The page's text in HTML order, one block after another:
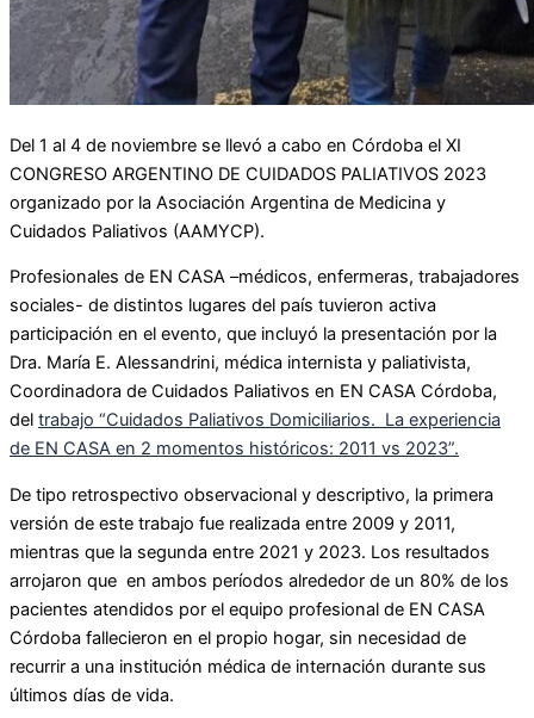
Del 1 al 4 de noviembre se llevó a cabo en Córdoba el XI
CONGRESO ARGENTINO DE CUIDADOS PALIATIVOS 2023
organizado por la Asociación Argentina de Medicina y
Cuidados Paliativos (AAMYCP).
Profesionales de EN CASA –médicos, enfermeras, trabajadores
sociales- de distintos lugares del país tuvieron activa
participación en el evento, que incluyó la presentación por la
Dra. María E. Alessandrini, médica internista y paliativista,
Coordinadora de Cuidados Paliativos en EN CASA Córdoba,
del trabajo “Cuidados Paliativos Domiciliarios. La experiencia
de EN CASA en 2 momentos históricos: 2011 vs 2023”.
De tipo retrospectivo observacional y descriptivo, la primera
versión de este trabajo fue realizada entre 2009 y 2011,
mientras que la segunda entre 2021 y 2023. Los resultados
arrojaron que en ambos períodos alrededor de un 80% de los
pacientes atendidos por el equipo profesional de EN CASA
Córdoba fallecieron en el propio hogar, sin necesidad de
recurrir a una institución médica de internación durante sus
últimos días de vida.